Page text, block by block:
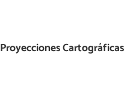
Proyecciones Cartográficas